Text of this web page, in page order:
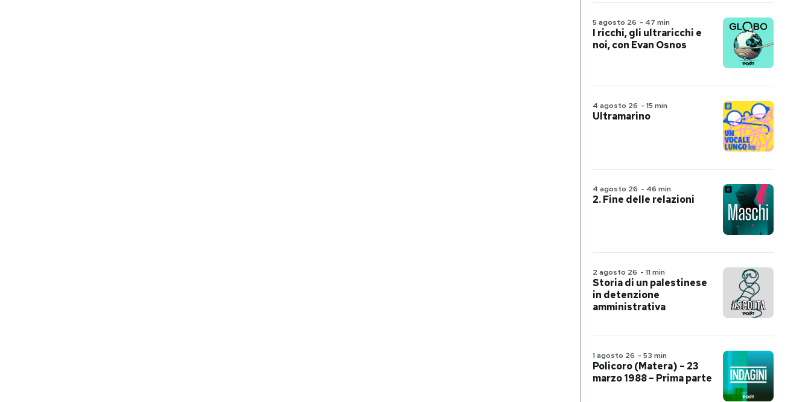
5 agosto 26 - 47 min
I ricchi, gli ultraricchi e
noi, con Evan Osnos
4 agosto 26 - 15 min
Ultramarino
4 agosto 26 - 46 min
2. Fine delle relazioni
2 agosto 26 - 11 min
Storia di un palestinese
in detenzione
amministrativa
1 agosto 26 - 53 min
Policoro (Matera) – 23
marzo 1988 – Prima parte